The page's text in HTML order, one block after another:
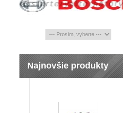
Najnovšie produkty